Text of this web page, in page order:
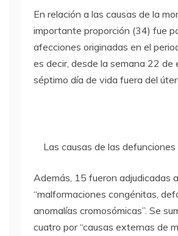
En relación a las causas de la
importante proporción (34) fue
afecciones originadas en el
es decir, desde la semana 22 de
séptimo día de vida fuera del
Las causas de las defunciones
Además, 15 fueron adjudicadas a
“malformaciones congénitas,
anomalías cromosómicas”. Se
cuatro por “causas externas de